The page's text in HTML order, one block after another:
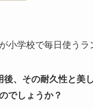
小学校で毎日使うラ
後、その耐久性と美
でしょうか？